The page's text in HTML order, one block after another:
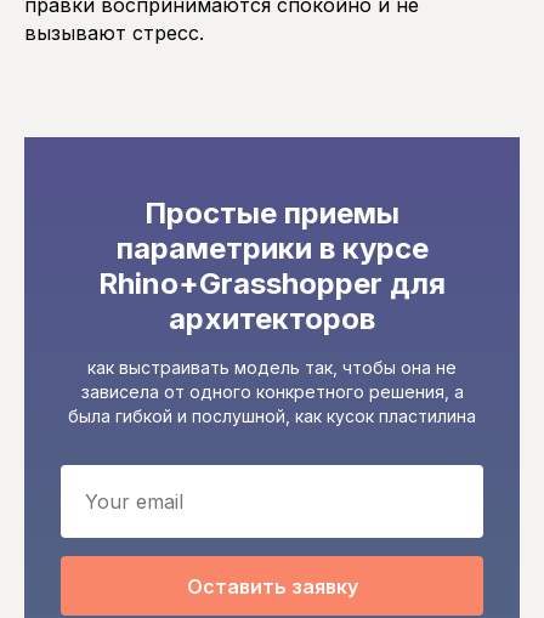
вызывают стресс.
Простые приемы
параметрики в курсе
Rhino+Grasshopper для
архитекторов
как выстраивать модель так, чтобы она не
зависела от одного конкретного решения, а
была гибкой и послушной, как кусок пластилина
Оставить заявку